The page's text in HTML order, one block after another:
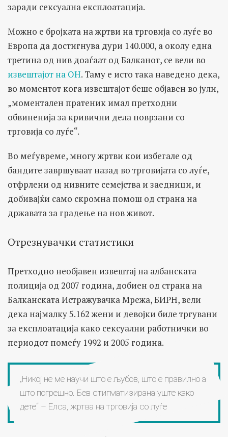
заради сексуална експлоатација.
Можно е бројката на жртви на трговија со луѓе во
Европа да достигнува дури 140.000, а околу една
третина од нив доаѓаат од Балканот, се вели во
извештајот на ОН. Таму е исто така наведено дека,
во моментот кога извештајот беше објавен во јули,
„моментален пратеник имал претходни
обвиненија за кривични дела поврзани со
трговија со луѓе“.
Во меѓувреме, многу жртви кои избегале од
бандите завршуваат назад во трговијата со луѓе,
отфрлени од нивните семејства и заедници, и
добивајќи само скромна помош од страна на
државата за градење на нов живот.
Отрезнувачки статистики
Претходно необјавен извештај на албанската
полиција од 2007 година, добиен од страна на
Балканската Истражувачка Мрежа, БИРН, вели
дека најмалку 5.162 жени и девојки биле тргувани
за експлоатација како сексуални работнички во
периодот помеѓу 1992 и 2005 година.
„Никој не ме научи што е љубов, што е правилно а
што погрешно. Бев стигматизирана уште како
дете“ – Елса, жртва на трговија со луѓе